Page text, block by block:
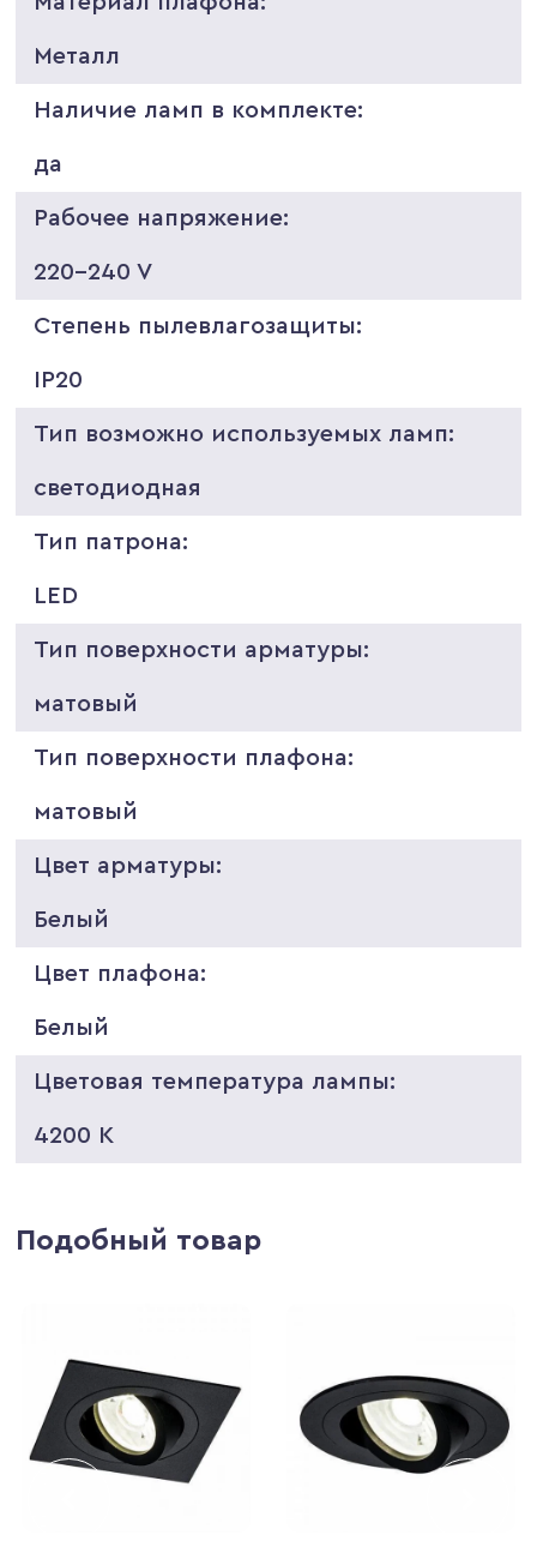
Металл
Наличие ламп в комплекте:
да
Рабочее напряжение:
220-240 V
Степень пылевлагозащиты:
IP20
Тип возможно используемых ламп:
светодиодная
Тип патрона:
LED
Тип поверхности арматуры:
матовый
Тип поверхности плафона:
матовый
Цвет арматуры:
Белый
Цвет плафона:
Белый
Цветовая температура лампы:
4200 K
Подобный товар